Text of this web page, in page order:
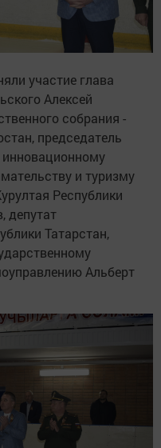
участие глава
Алексей
собрания -
председатель
и туризму
Республики
депутат
Татарстан,
Альберт